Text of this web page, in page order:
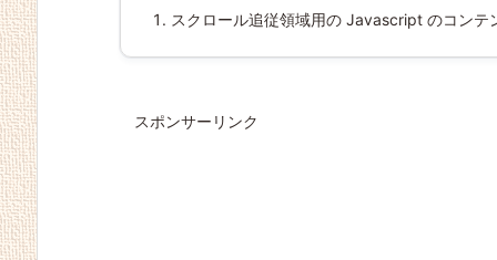
スクロール追従領域用の Javascript のコンテ
スポンサーリンク